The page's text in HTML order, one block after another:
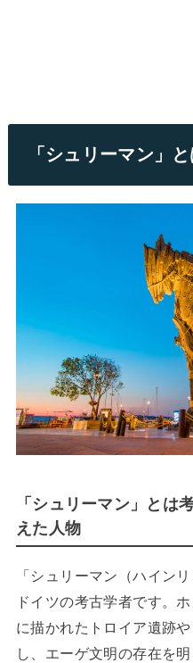
「シュリーマン」と
「シュリーマン」とは
えた人物
「シュリーマン（ハイン
ドイツの考古学者です。
に描かれたトロイア遺跡
し、エーゲ文明の存在を明